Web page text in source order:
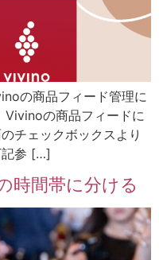
の商品フィード管理に
Vivinoの商品フィードに
チェックボックスより
記参 […]
時間帯に分ける